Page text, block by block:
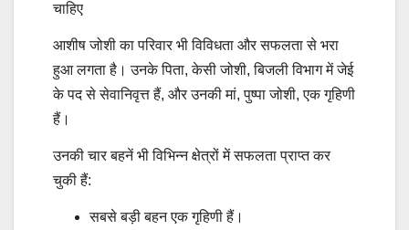
चाहिए
आशीष जोशी का परिवार भी विविधता और सफलता से भरा
हुआ लगता है। उनके पिता, केसी जोशी, बिजली विभाग में जेई
के पद से सेवानिवृत्त हैं, और उनकी मां, पुष्पा जोशी, एक गृहिणी
हैं।
उनकी चार बहनें भी विभिन्न क्षेत्रों में सफलता प्राप्त कर
चुकी हैं:
सबसे बड़ी बहन एक गृहिणी हैं।